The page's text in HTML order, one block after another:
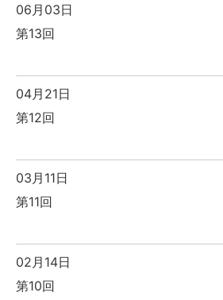
06月03日
第13回
04月21日
第12回
03月11日
第11回
02月14日
第10回